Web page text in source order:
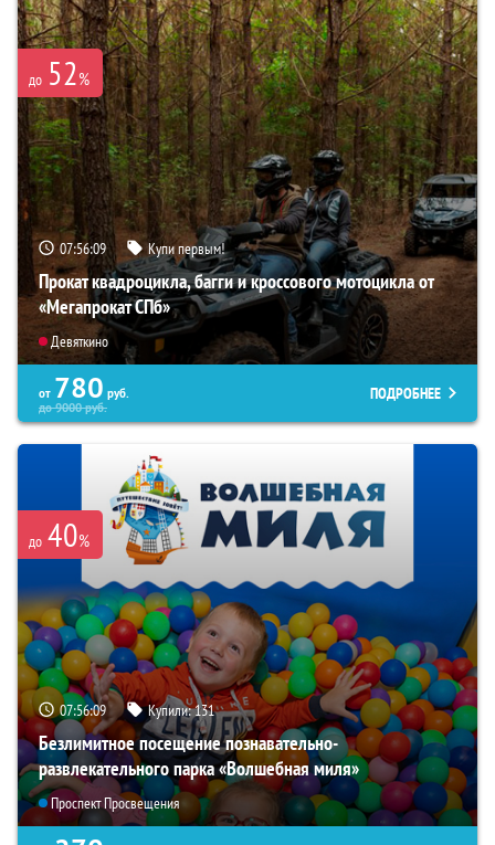
до 52%
07:56:08 Купи первым!
Прокат квадроцикла, багги и кроссового мотоцикла от
«Мегапрокат СПб»
Девяткино
от 780 руб.
до9000руб.
ПОДРОБНЕЕ
до 40%
07:56:08 Купили:131
Безлимитное посещение познавательно-
развлекательного парка «Волшебная миля»
Проспект Просвещения